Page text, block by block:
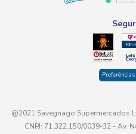
@2021 Savegnago Supermercados
CNPJ: 71.322.150/0039-32 - Av.